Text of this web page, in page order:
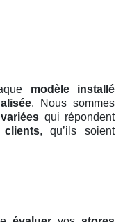
modèle installé
. Nous sommes
qui répondent
clients, qu’ils soient